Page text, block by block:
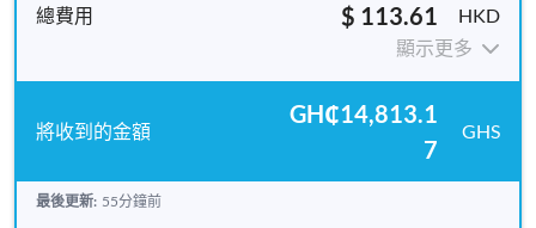
$ 113.61
HKD
顯示更多
GH₵14,813.1
7
GHS
最後更新: 55分鐘前